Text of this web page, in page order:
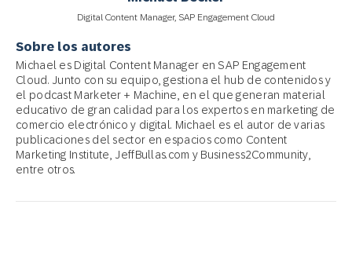
Digital Content Manager, SAP Engagement Cloud
Sobre los autores
Michael es Digital Content Manager en SAP Engagement
Cloud. Junto con su equipo, gestiona el hub de contenidos y
el podcast Marketer + Machine, en el que generan material
educativo de gran calidad para los expertos en marketing de
comercio electrónico y digital. Michael es el autor de varias
publicaciones del sector en espacios como Content
Marketing Institute, JeffBullas.com y Business2Community,
entre otros.